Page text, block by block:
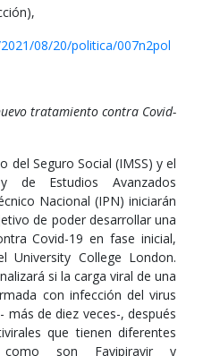
08/20/politica/007n2pol
tratamiento contra Covid-
del Seguro Social (IMSS) y el
de Estudios Avanzados
Nacional (IPN) iniciarán
de poder desarrollar una
Covid-19 en fase inicial,
University College London.
si la carga viral de una
con infección del virus
más de diez veces-, después
que tienen diferentes
son Favipiravir y